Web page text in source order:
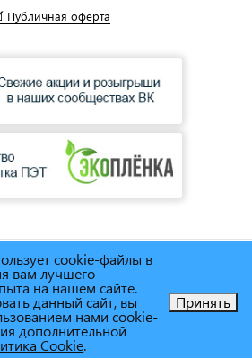
Публичная оферта
и техники"Торговый дом
1995г. - 2025г.
cookie-файлы в
вам лучшего
на нашем сайте.
данный сайт, вы
нами cookie-
дополнительной
Cookie.
Принять